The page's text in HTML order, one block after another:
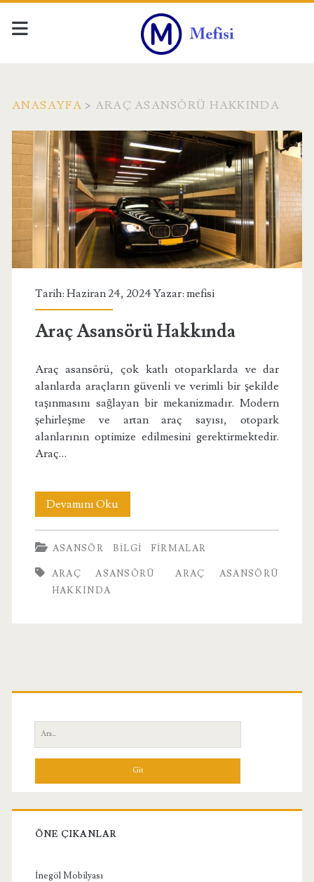
ANASAYFA > ARAÇ ASANSÖRÜ HAKKINDA
Etiket:
<span>Araç
Asansörü
Hakkında</span>
Tarih: Haziran 24, 2024 Yazar: mefisi
Araç Asansörü Hakkında
Araç asansörü, çok katlı otoparklarda ve dar
alanlarda araçların güvenli ve verimli bir şekilde
taşınmasını sağlayan bir mekanizmadır. Modern
şehirleşme ve artan araç sayısı, otopark
alanlarının optimize edilmesini gerektirmektedir.
Araç…
Devamını OkuAraç
Asansörü
Hakkında
ASANSÖR BILGI FIRMALAR
ARAÇ ASANSÖRÜ
ARAÇ ASANSÖRÜ
HAKKINDA
Birincil
Yan
Menü
Ara:
ÖNE ÇIKANLAR
İnegöl Mobilyası